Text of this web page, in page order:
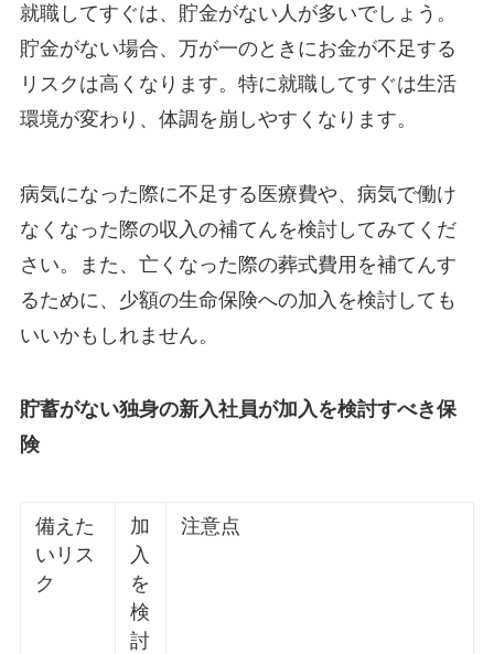
就職してすぐは、貯金がない人が多いでしょう。
貯金がない場合、万が一のときにお金が不足する
リスクは高くなります。特に就職してすぐは生活
環境が変わり、体調を崩しやすくなります。
病気になった際に不足する医療費や、病気で働け
なくなった際の収入の補てんを検討してみてくだ
さい。また、亡くなった際の葬式費用を補てんす
るために、少額の生命保険への加入を検討しても
いいかもしれません。
貯蓄がない独身の新入社員が加入を検討すべき保
険
備えた
いリス
ク
加
入
を
検
討
注意点